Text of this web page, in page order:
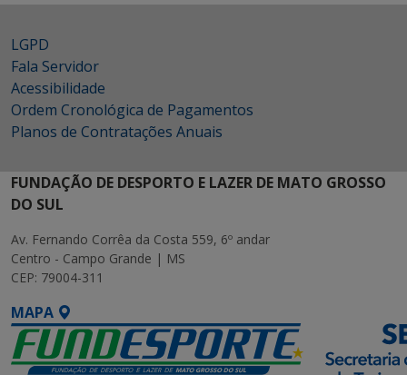
LGPD
Fala Servidor
Acessibilidade
Ordem Cronológica de Pagamentos
Planos de Contratações Anuais
FUNDAÇÃO DE DESPORTO E LAZER DE MATO GROSSO
DO SUL
Av. Fernando Corrêa da Costa 559, 6º andar
Centro - Campo Grande | MS
CEP: 79004-311
MAPA